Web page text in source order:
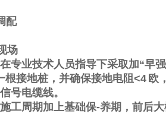
配
场
专业技术人员指导下采取加“早强
根接地桩，并确保接地电阻<4 欧
号电缆线。
工周期加上基础保-养期，前后